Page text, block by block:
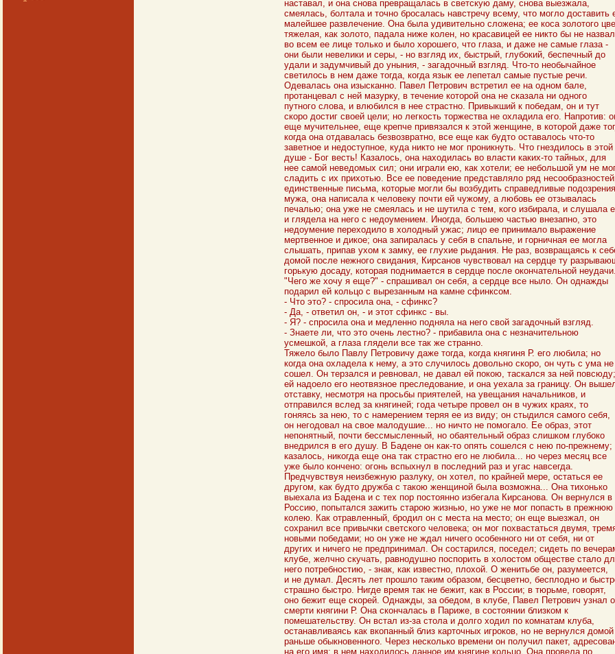
наставал, и она снова превращалась в светскую даму, снова выезжала,
смеялась, болтала и точно бросалась навстречу всему, что могло доставить
малейшее развлечение. Она была удивительно сложена; ее коса золотого
тяжелая, как золото, падала ниже колен, но красавицей ее никто бы не
во всем ее лице только и было хорошего, что глаза, и даже не самые глаза -
они были невелики и серы, - но взгляд их, быстрый, глубокий, беспечный до
удали и задумчивый до уныния, - загадочный взгляд. Что-то необычайное
светилось в нем даже тогда, когда язык ее лепетал самые пустые речи.
Одевалась она изысканно. Павел Петрович встретил ее на одном бале,
протанцевал с ней мазурку, в течение которой она не сказала ни одного
путного слова, и влюбился в нее страстно. Привыкший к победам, он и тут
скоро достиг своей цели; но легкость торжества не охладила его. Напротив:
еще мучительнее, еще крепче привязался к этой женщине, в которой даже
когда она отдавалась безвозвратно, все еще как будто оставалось что-то
заветное и недоступное, куда никто не мог проникнуть. Что гнездилось в этой
душе - Бог весть! Казалось, она находилась во власти каких-то тайных, для
нее самой неведомых сил; они играли ею, как хотели; ее небольшой ум не
сладить с их прихотью. Все ее поведение представляло ряд
единственные письма, которые могли бы возбудить справедливые
мужа, она написала к человеку почти ей чужому, а любовь ее отзывалась
печалью; она уже не смеялась и не шутила с тем, кого избирала, и слушала
и глядела на него с недоумением. Иногда, большею частью внезапно, это
недоумение переходило в холодный ужас; лицо ее принимало выражение
мертвенное и дикое; она запиралась у себя в спальне, и горничная ее могла
слышать, припав ухом к замку, ее глухие рыдания. Не раз, возвращаясь к
домой после нежного свидания, Кирсанов чувствовал на сердце ту
горькую досаду, которая поднимается в сердце после окончательной неудачи.
"Чего же хочу я еще?" - спрашивал он себя, а сердце все ныло. Он однажды
подарил ей кольцо с вырезанным на камне сфинксом.
- Что это? - спросила она, - сфинкс?
- Да, - ответил он, - и этот сфинкс - вы.
- Я? - спросила она и медленно подняла на него свой загадочный взгляд.
- Знаете ли, что это очень лестно? - прибавила она с незначительною
усмешкой, а глаза глядели все так же странно.
Тяжело было Павлу Петровичу даже тогда, когда княгиня Р. его любила; но
когда она охладела к нему, а это случилось довольно скоро, он чуть с ума не
сошел. Он терзался и ревновал, не давал ей покою, таскался за ней повсюду;
ей надоело его неотвязное преследование, и она уехала за границу. Он
отставку, несмотря на просьбы приятелей, на увещания начальников, и
отправился вслед за княгиней; года четыре провел он в чужих краях, то
гоняясь за нею, то с намерением теряя ее из виду; он стыдился самого себя,
он негодовал на свое малодушие... но ничто не помогало. Ее образ, этот
непонятный, почти бессмысленный, но обаятельный образ слишком глубоко
внедрился в его душу. В Бадене он как-то опять сошелся с нею по-прежнему;
казалось, никогда еще она так страстно его не любила... но через месяц все
уже было кончено: огонь вспыхнул в последний раз и угас навсегда.
Предчувствуя неизбежную разлуку, он хотел, по крайней мере, остаться ее
другом, как будто дружба с такою женщиной была возможна... Она тихонько
выехала из Бадена и с тех пор постоянно избегала Кирсанова. Он вернулся в
Россию, попытался зажить старою жизнью, но уже не мог попасть в прежнюю
колею. Как отравленный, бродил он с места на место; он еще выезжал, он
сохранил все привычки светского человека; он мог похвастаться двумя,
новыми победами; но он уже не ждал ничего особенного ни от себя, ни от
других и ничего не предпринимал. Он состарился, поседел; сидеть по
клубе, желчно скучать, равнодушно поспорить в холостом обществе стало
него потребностию, - знак, как известно, плохой. О женитьбе он, разумеется,
и не думал. Десять лет прошло таким образом, бесцветно, бесплодно и
страшно быстро. Нигде время так не бежит, как в России; в тюрьме, говорят,
оно бежит еще скорей. Однажды, за обедом, в клубе, Павел Петрович узнал о
смерти княгини Р. Она скончалась в Париже, в состоянии близком к
помешательству. Он встал из-за стола и долго ходил по комнатам клуба,
останавливаясь как вкопанный близ карточных игроков, но не вернулся домой
раньше обыкновенного. Через несколько времени он получил пакет,
на его имя: в нем находилось данное им княгине кольцо. Она провела по